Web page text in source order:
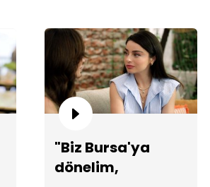
Defne,
"Biz Bursa'ya
dönelim,